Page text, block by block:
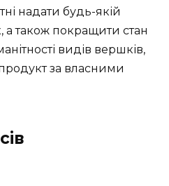
надати будь-якій
а також покращити стан
видів вершків,
за власними